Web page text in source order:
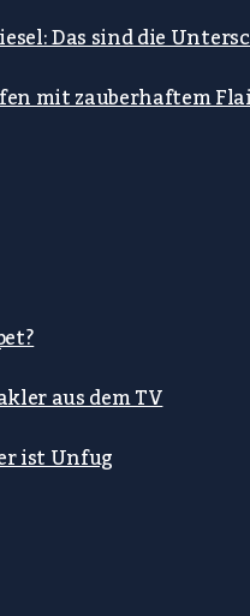
Das sind die
mit zauberhaftem
aus dem TV
ist Unfug